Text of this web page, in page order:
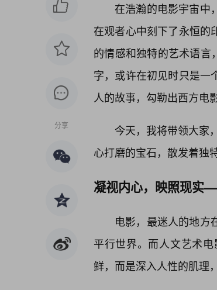
分享
在浩瀚的电影宇宙中
在观者心中刻下了永恒的
的情感和独特的艺术语
字，或许在初见时只是一
人的故事，勾勒出西方电
今天，我将带领大家
心打磨的宝石，散发着独
凝视内心，映照现实
电影，最迷人的地方
平行世界。而人文艺术
鲜，而是深入人性的肌理